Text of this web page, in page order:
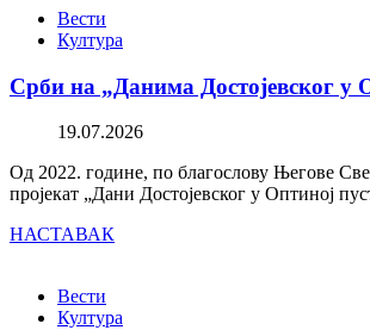
Вести
Култура
Срби на „Данима Достојевског у
19.07.2026
Од 2022. године, по благослову Његове
пројекат „Дани Достојевског у Оптиној
НАСТАВАК
Вести
Култура